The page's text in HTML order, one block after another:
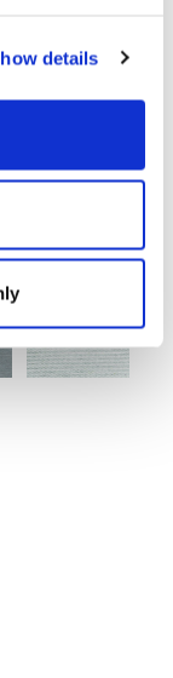
details
MARBLE